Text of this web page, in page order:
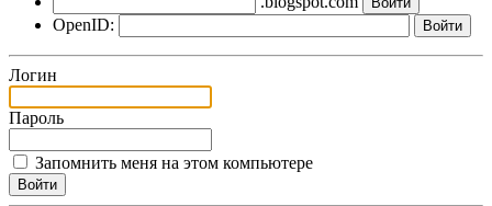
OpenID:
Логин
Пароль
Запомнить меня на этом компьютере